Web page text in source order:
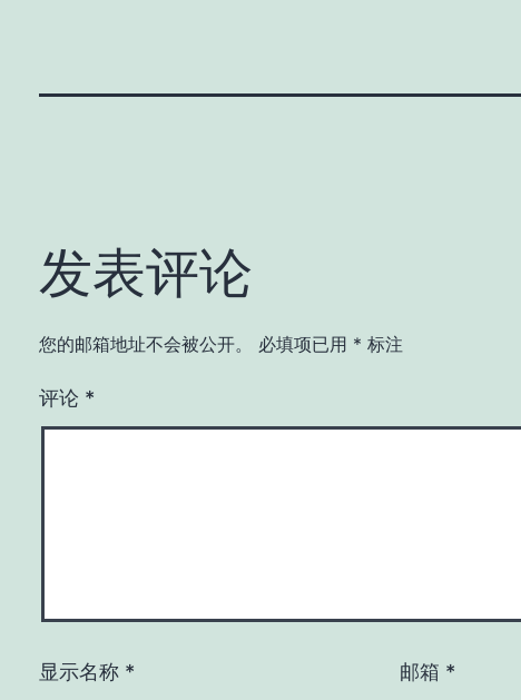
发表评论
您的邮箱地址不会被公开。 必填项已用 * 标注
评论 *
显示名称 * 邮箱 *